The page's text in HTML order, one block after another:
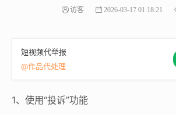
访客 2026-03-17 01:18:21
短视频代举报
@作品代处理
1、使用“投诉”功能